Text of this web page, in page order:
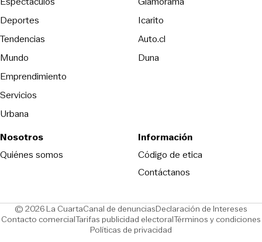
Deportes
Tendencias
Mundo
Emprendimiento
Servicios
Urbana
Icarito
Auto.cl
DunaOpens in new window
Nosotros
Quiénes somos
Información
Código de eticaOpens in new
Contáctanos
© 2026 La CuartaCanal de denunciasOpens in new window
Declaración de Intereses
Contacto comercialOpens in new window
Tarifas publicidad electoralOpens in new window
Términos y condiciones
Políticas de privacidad